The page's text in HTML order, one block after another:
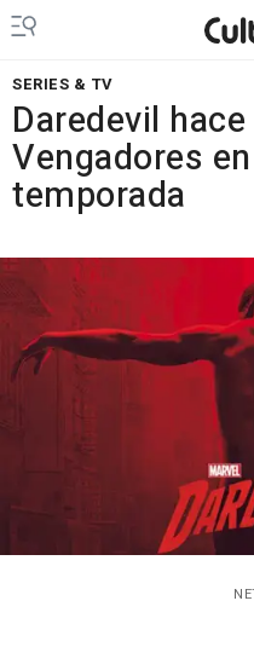
SERIES & TV
Daredevil
Vengadores
temporada